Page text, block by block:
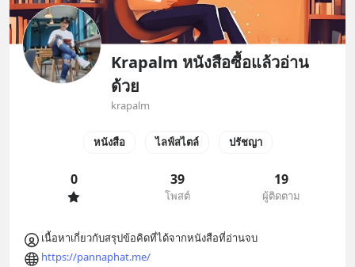
Krapalm หนังสือซื้อแล้วอ่าน
ด้วย
krapalm
หนังสือ ไลฟ์สไตล์ ปรัชญา
0 39
โพสต์
19
ผู้ติดตาม
https://pannaphat.me/